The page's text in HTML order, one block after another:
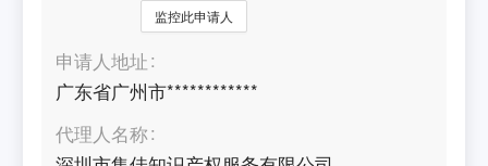
监控此申请人
申请人地址
广东省广州市************
代理人名称